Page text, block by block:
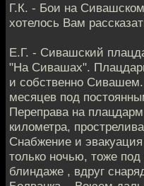
Г.К. - Бои на
хотелось Вам
Е.Г. - Сивашский
"На Сивашах".
и собственно
месяцев под
Переправа на
километра,
Снабжение и
только ночью, тоже
блиндаже , вдруг